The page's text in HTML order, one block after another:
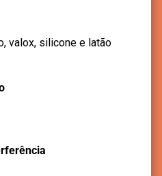
valox, silicone e latão